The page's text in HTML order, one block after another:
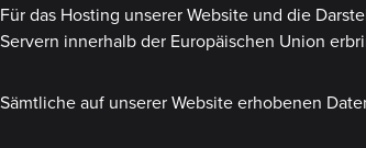
Für das Hosting unserer Website und die
Servern innerhalb der Europäischen Union
Sämtliche auf unserer Website erhobenen